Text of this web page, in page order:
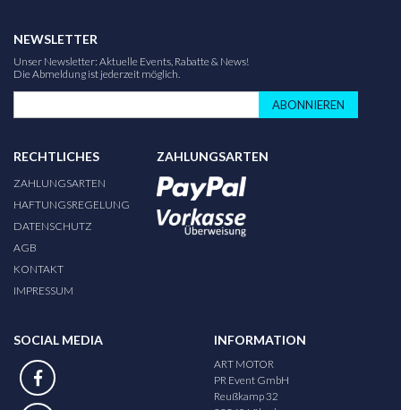
NEWSLETTER
Unser Newsletter: Aktuelle Events, Rabatte & News!
Die Abmeldung ist jederzeit möglich.
ABONNIEREN
RECHTLICHES
ZAHLUNGSARTEN
HAFTUNGSREGELUNG
DATENSCHUTZ
AGB
KONTAKT
IMPRESSUM
ZAHLUNGSARTEN
SOCIAL MEDIA INFORMATION
ART MOTOR
PR Event GmbH
Reußkamp 32